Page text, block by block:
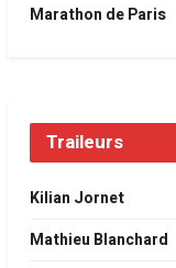
Marathon de Paris
Traileurs
Kilian Jornet
Mathieu Blanchard